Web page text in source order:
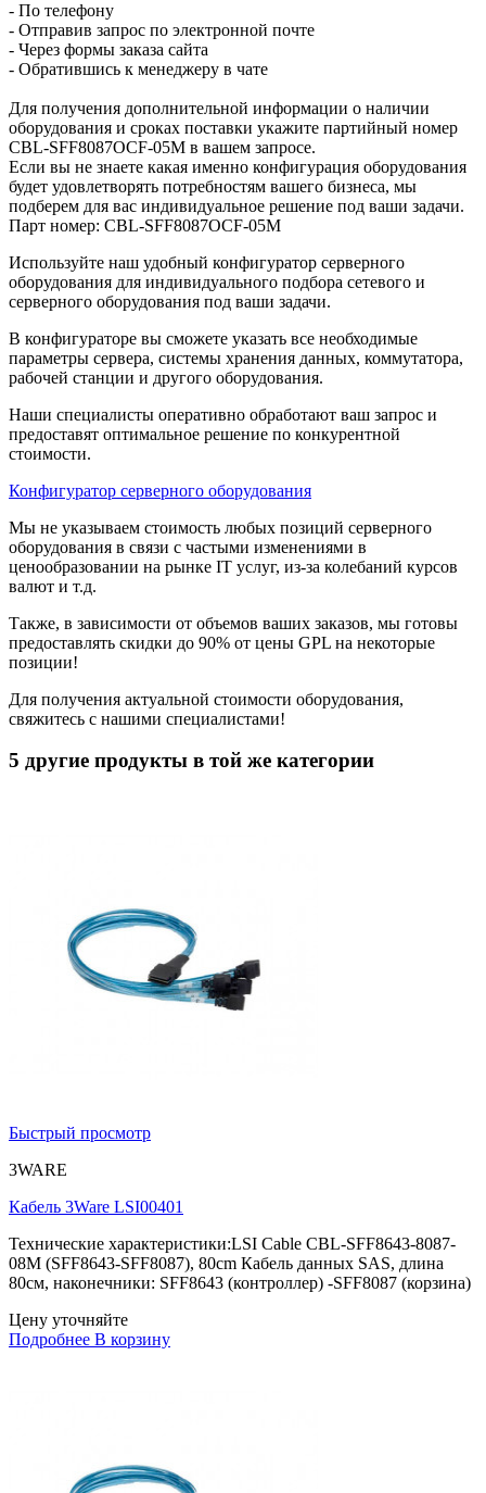
- По телефону
- Отправив запрос по электронной почте
- Через формы заказа сайта
- Обратившись к менеджеру в чате
Для получения дополнительной информации о наличии
оборудования и сроках поставки укажите партийный номер
CBL-SFF8087OCF-05M в вашем запросе.
Если вы не знаете какая именно конфигурация оборудования
будет удовлетворять потребностям вашего бизнеса, мы
подберем для вас индивидуальное решение под ваши задачи.
Парт номер: CBL-SFF8087OCF-05M
Используйте наш удобный конфигуратор серверного
оборудования для индивидуального подбора сетевого и
серверного оборудования под ваши задачи.
В конфигураторе вы сможете указать все необходимые
параметры сервера, системы хранения данных, коммутатора,
рабочей станции и другого оборудования.
Наши специалисты оперативно обработают ваш запрос и
предоставят оптимальное решение по конкурентной
стоимости.
Конфигуратор серверного оборудования
Мы не указываем стоимость любых позиций серверного
оборудования в связи с частыми изменениями в
ценообразовании на рынке IT услуг, из-за колебаний курсов
валют и т.д.
Также, в зависимости от объемов ваших заказов, мы готовы
предоставлять скидки до 90% от цены GPL на некоторые
позиции!
Для получения актуальной стоимости оборудования,
свяжитесь с нашими специалистами!
5 другие продукты в той же категории
Быстрый просмотр
3WARE
Кабель 3Ware LSI00401
Технические характеристики:LSI Cable CBL-SFF8643-8087-
08M (SFF8643-SFF8087), 80cm Кабель данных SAS, длина
80см, наконечники: SFF8643 (контроллер) -SFF8087 (корзина)
Цену уточняйте
Подробнее В корзину